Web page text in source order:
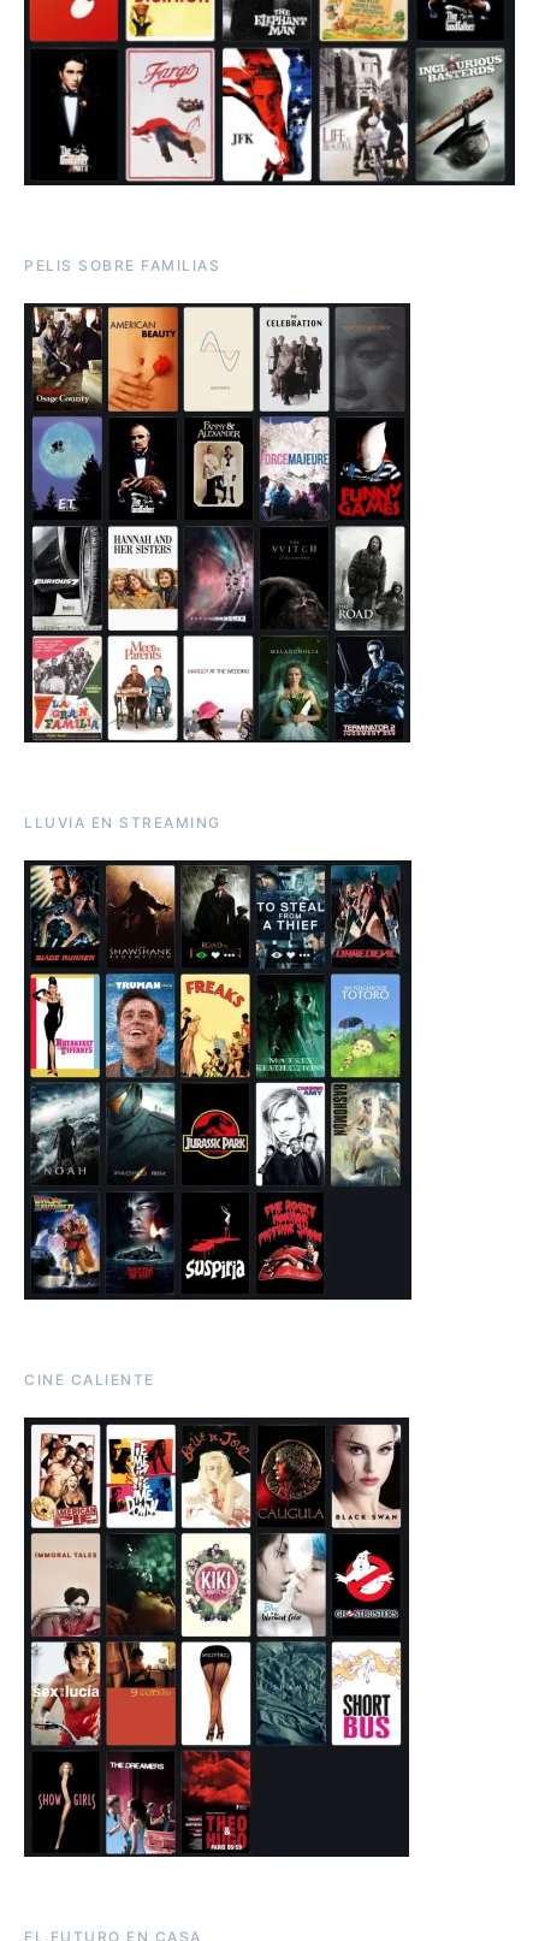
PELIS SOBRE FAMILIAS
LLUVIA EN STREAMING
CINE CALIENTE
EL FUTURO EN CASA